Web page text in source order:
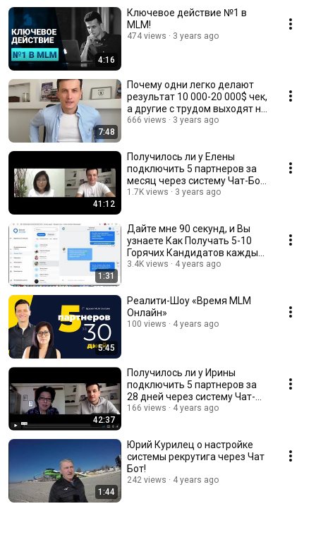
4:16
Ключевое действие №1 в
MLM!
474 views 3 years ago
7:48
Почему одни легко делают
результат 10 000-20 000$ чек,
а другие с трудом выходят на
500-1000$
666 views 3 years ago
41:12
Получилось ли у Елены
подключить 5 партнеров за
месяц через систему Чат-Бот
+ Трафик?
1.7K views 3 years ago
1:31
Дайте мне 90 секунд, и Вы
узнаете Как Получать 5-10
Горячих Кандидатов каждый
день через Чат-Бот!
3.4K views 4 years ago
5:45
Реалити-Шоу «Время MLM
Онлайн»
100 views 4 years ago
42:37
Получилось ли у Ирины
подключить 5 партнеров за
28 дней через систему Чат-
Бот + Трафик?
166 views 4 years ago
1:44
Юрий Курилец о настройке
системы рекрутига через Чат
Бот!
242 views 4 years ago